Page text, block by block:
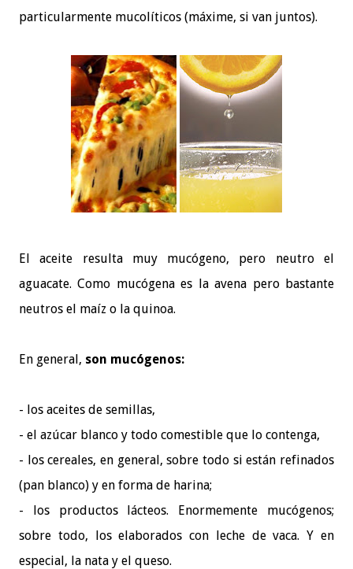
particularmente mucolíticos (máxime, si van juntos).
El aceite resulta muy mucógeno, pero neutro el
aguacate. Como mucógena es la avena pero bastante
neutros el maíz o la quinoa.
En general, son mucógenos:
- los aceites de semillas,
- el azúcar blanco y todo comestible que lo contenga,
- los cereales, en general, sobre todo si están refinados
(pan blanco) y en forma de harina;
- los productos lácteos. Enormemente mucógenos;
sobre todo, los elaborados con leche de vaca. Y en
especial, la nata y el queso.